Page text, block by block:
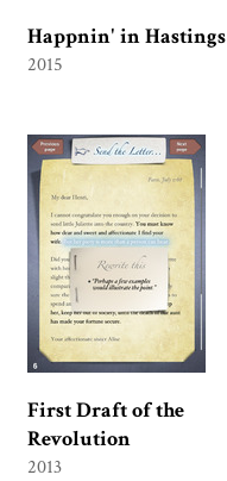
Happnin' in Hastings
2015
First Draft of the
Revolution
2013